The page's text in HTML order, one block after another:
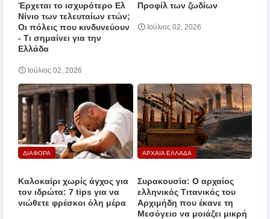
Έρχεται το ισχυρότερο Ελ
Νίνιο των τελευταίων ετών;
Οι πόλεις που κινδυνεύουν
‑ Τι σημαίνει για την
Ελλάδα
Ιούλιος 02, 2026
Προφίλ των ζωδίων
Ιούλιος 02, 2026
ΔΙΑΦΟΡΑ
Καλοκαίρι χωρίς άγχος για
τον ιδρώτα: 7 tips για να
νιώθετε φρέσκοι όλη μέρα
ΑΡΧΑΙΑ ΕΛΛΑΔΑ
Συρακουσία: Ο αρχαίος
ελληνικός Τιτανικός του
Αρχιμήδη που έκανε τη
Μεσόγειο να μοιάζει μικρή